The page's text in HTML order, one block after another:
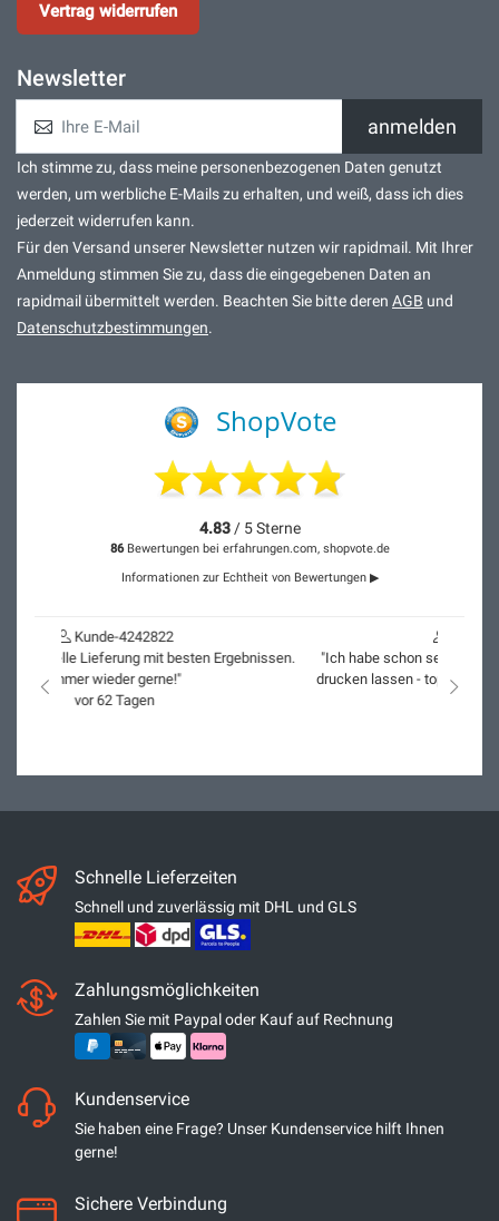
Vertrag widerrufen
Newsletter
anmelden
Ich stimme zu, dass meine personenbezogenen Daten genutzt
werden, um werbliche E-Mails zu erhalten, und weiß, dass ich dies
jederzeit widerrufen kann.
Für den Versand unserer Newsletter nutzen wir rapidmail. Mit Ihrer
Anmeldung stimmen Sie zu, dass die eingegebenen Daten an
rapidmail übermittelt werden. Beachten Sie bitte deren AGB und
Datenschutzbestimmungen.
ShopVote
4.83/ 5 Sterne
86Bewertungen bei erfahrungen.com, shopvote.de
Informationen zur Echtheit von Bewertungen ▶
"Ich habe schon sehr viele Bilder bei Artido auf Canvas
drucken lassen - top Qualität und Service. Immer wieder
nach links nach
Schnelle Lieferzeiten
Schnell und zuverlässig mit DHL und GLS
Zahlungsmöglichkeiten
Zahlen Sie mit Paypal oder Kauf auf Rechnung
Kundenservice
Sie haben eine Frage? Unser Kundenservice hilft Ihnen
gerne!
Sichere Verbindung